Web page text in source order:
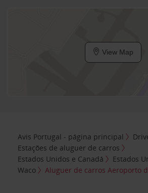
View Map
Avis Portugal - página principal
Estações de aluguer de carros
Estados Unidos e Canadá
Estados
Waco
Aluguer de carros Aeroporto